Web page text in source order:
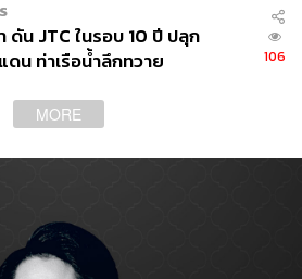
ดัน JTC ในรอบ 10 ปี ปลุก
ดน ท่าเรือน้ำลึกทวาย
106
MORE